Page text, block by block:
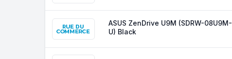
ASUS ZenDrive U9M (SDRW-08U9M-
U) Black